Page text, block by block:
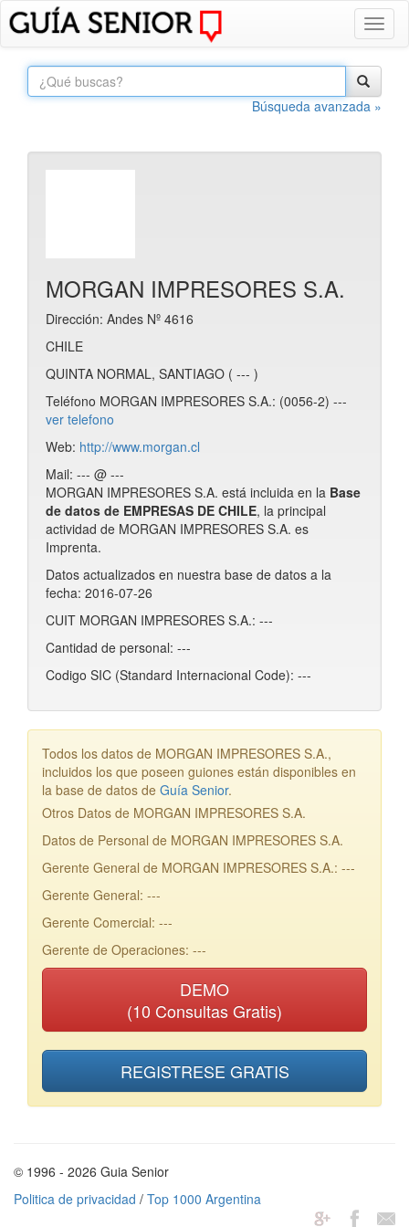
Búsqueda avanzada »
MORGAN IMPRESORES S.A.
Dirección: Andes Nº 4616
CHILE
QUINTA NORMAL, SANTIAGO ( --- )
Teléfono MORGAN IMPRESORES S.A.: (0056-2) ---
ver telefono
Web: http://www.morgan.cl
Mail: --- @ ---
MORGAN IMPRESORES S.A. está incluida en la Base
de datos de EMPRESAS DE CHILE, la principal
actividad de MORGAN IMPRESORES S.A. es
Imprenta.
Datos actualizados en nuestra base de datos a la
fecha: 2016-07-26
CUIT MORGAN IMPRESORES S.A.: ---
Cantidad de personal: ---
Codigo SIC (Standard Internacional Code): ---
Todos los datos de MORGAN IMPRESORES S.A.,
incluidos los que poseen guiones están disponibles en
la base de datos de Guía Senior.
Otros Datos de MORGAN IMPRESORES S.A.
Datos de Personal de MORGAN IMPRESORES S.A.
Gerente General de MORGAN IMPRESORES S.A.: ---
Gerente General: ---
Gerente Comercial: ---
Gerente de Operaciones: ---
DEMO
(10 Consultas Gratis)
REGISTRESE GRATIS
© 1996 - 2026 Guia Senior
Politica de privacidad / Top 1000 Argentina